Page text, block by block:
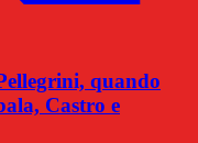
quando
Castro e